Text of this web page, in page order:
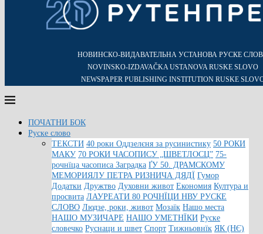
НОВИНСКО-ВИДАВАТЕЛЬНА УСТАНОВА РУСКЕ
NOVINSKO-IZDAVAČKA USTANOVA RUSKE SLOVO
NEWSPAPER PUBLISHING INSTITUTION RUSKE
ПОЧАТНИ БОК
Руске слово
ТЕКСТИ 40 роки Оддзелєня за русинистику 50 РОКИ
МАКУ 70 РОКИ ЧАСОПИСУ „ШВЕТЛОСЦ” 75-
рочнїца часописа Заградка ҐУ 50. ДРАМСКОМУ
МЕМОРИЯЛУ ПЕТРА РИЗНИЧА ДЯДЇ Гумор
Додатки Дружтво Духовни живот Економия Култура и
просвита ЛАУРЕАТИ 80 РОЧНЇЦИ НВУ РУСКЕ
СЛОВО Людзе, роки, живот Мозаїк Нашо места
НАШО МУЗИЧАРЕ НАШО УМЕТНЇКИ Руске
словечко Руснаци и швет Спорт Тижньовнїк ЯК (НЄ)